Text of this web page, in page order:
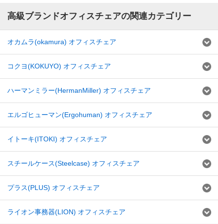
高級ブランドオフィスチェアの関連カテゴリー
オカムラ(okamura) オフィスチェア
コクヨ(KOKUYO) オフィスチェア
ハーマンミラー(HermanMiller) オフィスチェア
エルゴヒューマン(Ergohuman) オフィスチェア
イトーキ(ITOKI) オフィスチェア
スチールケース(Steelcase) オフィスチェア
プラス(PLUS) オフィスチェア
ライオン事務器(LION) オフィスチェア